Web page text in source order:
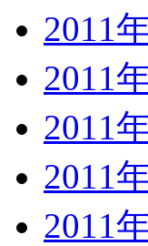
2011
2011
2011
2011
2011